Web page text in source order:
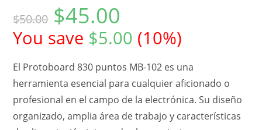
$50.00 $45.00
You save $5.00 (10%)
El Protoboard 830 puntos MB-102 es una
herramienta esencial para cualquier aficionado o
profesional en el campo de la electrónica. Su diseño
organizado, amplia área de trabajo y características